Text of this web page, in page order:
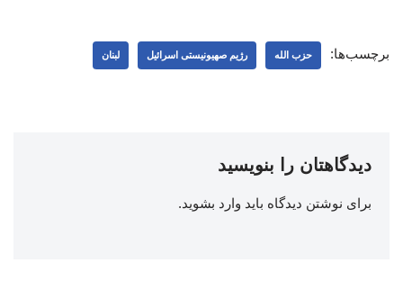
برچسب‌ها: حزب الله رژیم صهیونیستی اسرائیل لبنان
دیدگاهتان را بنویسید
برای نوشتن دیدگاه باید وارد بشوید.